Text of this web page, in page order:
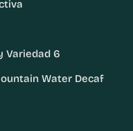
Variedad 6
Water Decaf